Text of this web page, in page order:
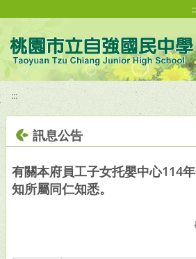
:::
訊息公告
有關本府員工子女托嬰中心114
知所屬同仁知悉。